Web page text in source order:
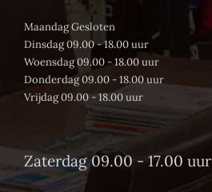
Maandag Gesloten
Dinsdag 09.00 - 18.00 uur
Woensdag 09.00 - 18.00 uur
Donderdag 09.00 - 18.00 uur
Vrijdag 09.00 - 18.00 uur
Zaterdag 09.00 - 17.00 uur